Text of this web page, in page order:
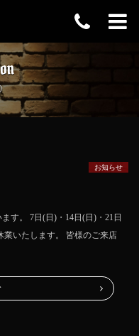
お知らせ
す。 7日(日)・14日(日)・21日
業いたします。 皆様のご来店